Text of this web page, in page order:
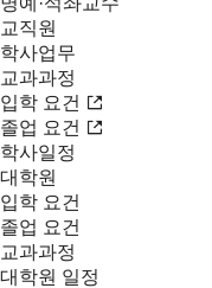
교직원
학사업무
교과과정
입학 요건
졸업 요건
학사일정
대학원
입학 요건
졸업 요건
교과과정
대학원 일정